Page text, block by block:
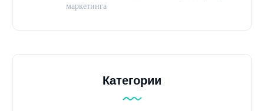
маркетинга
Категории